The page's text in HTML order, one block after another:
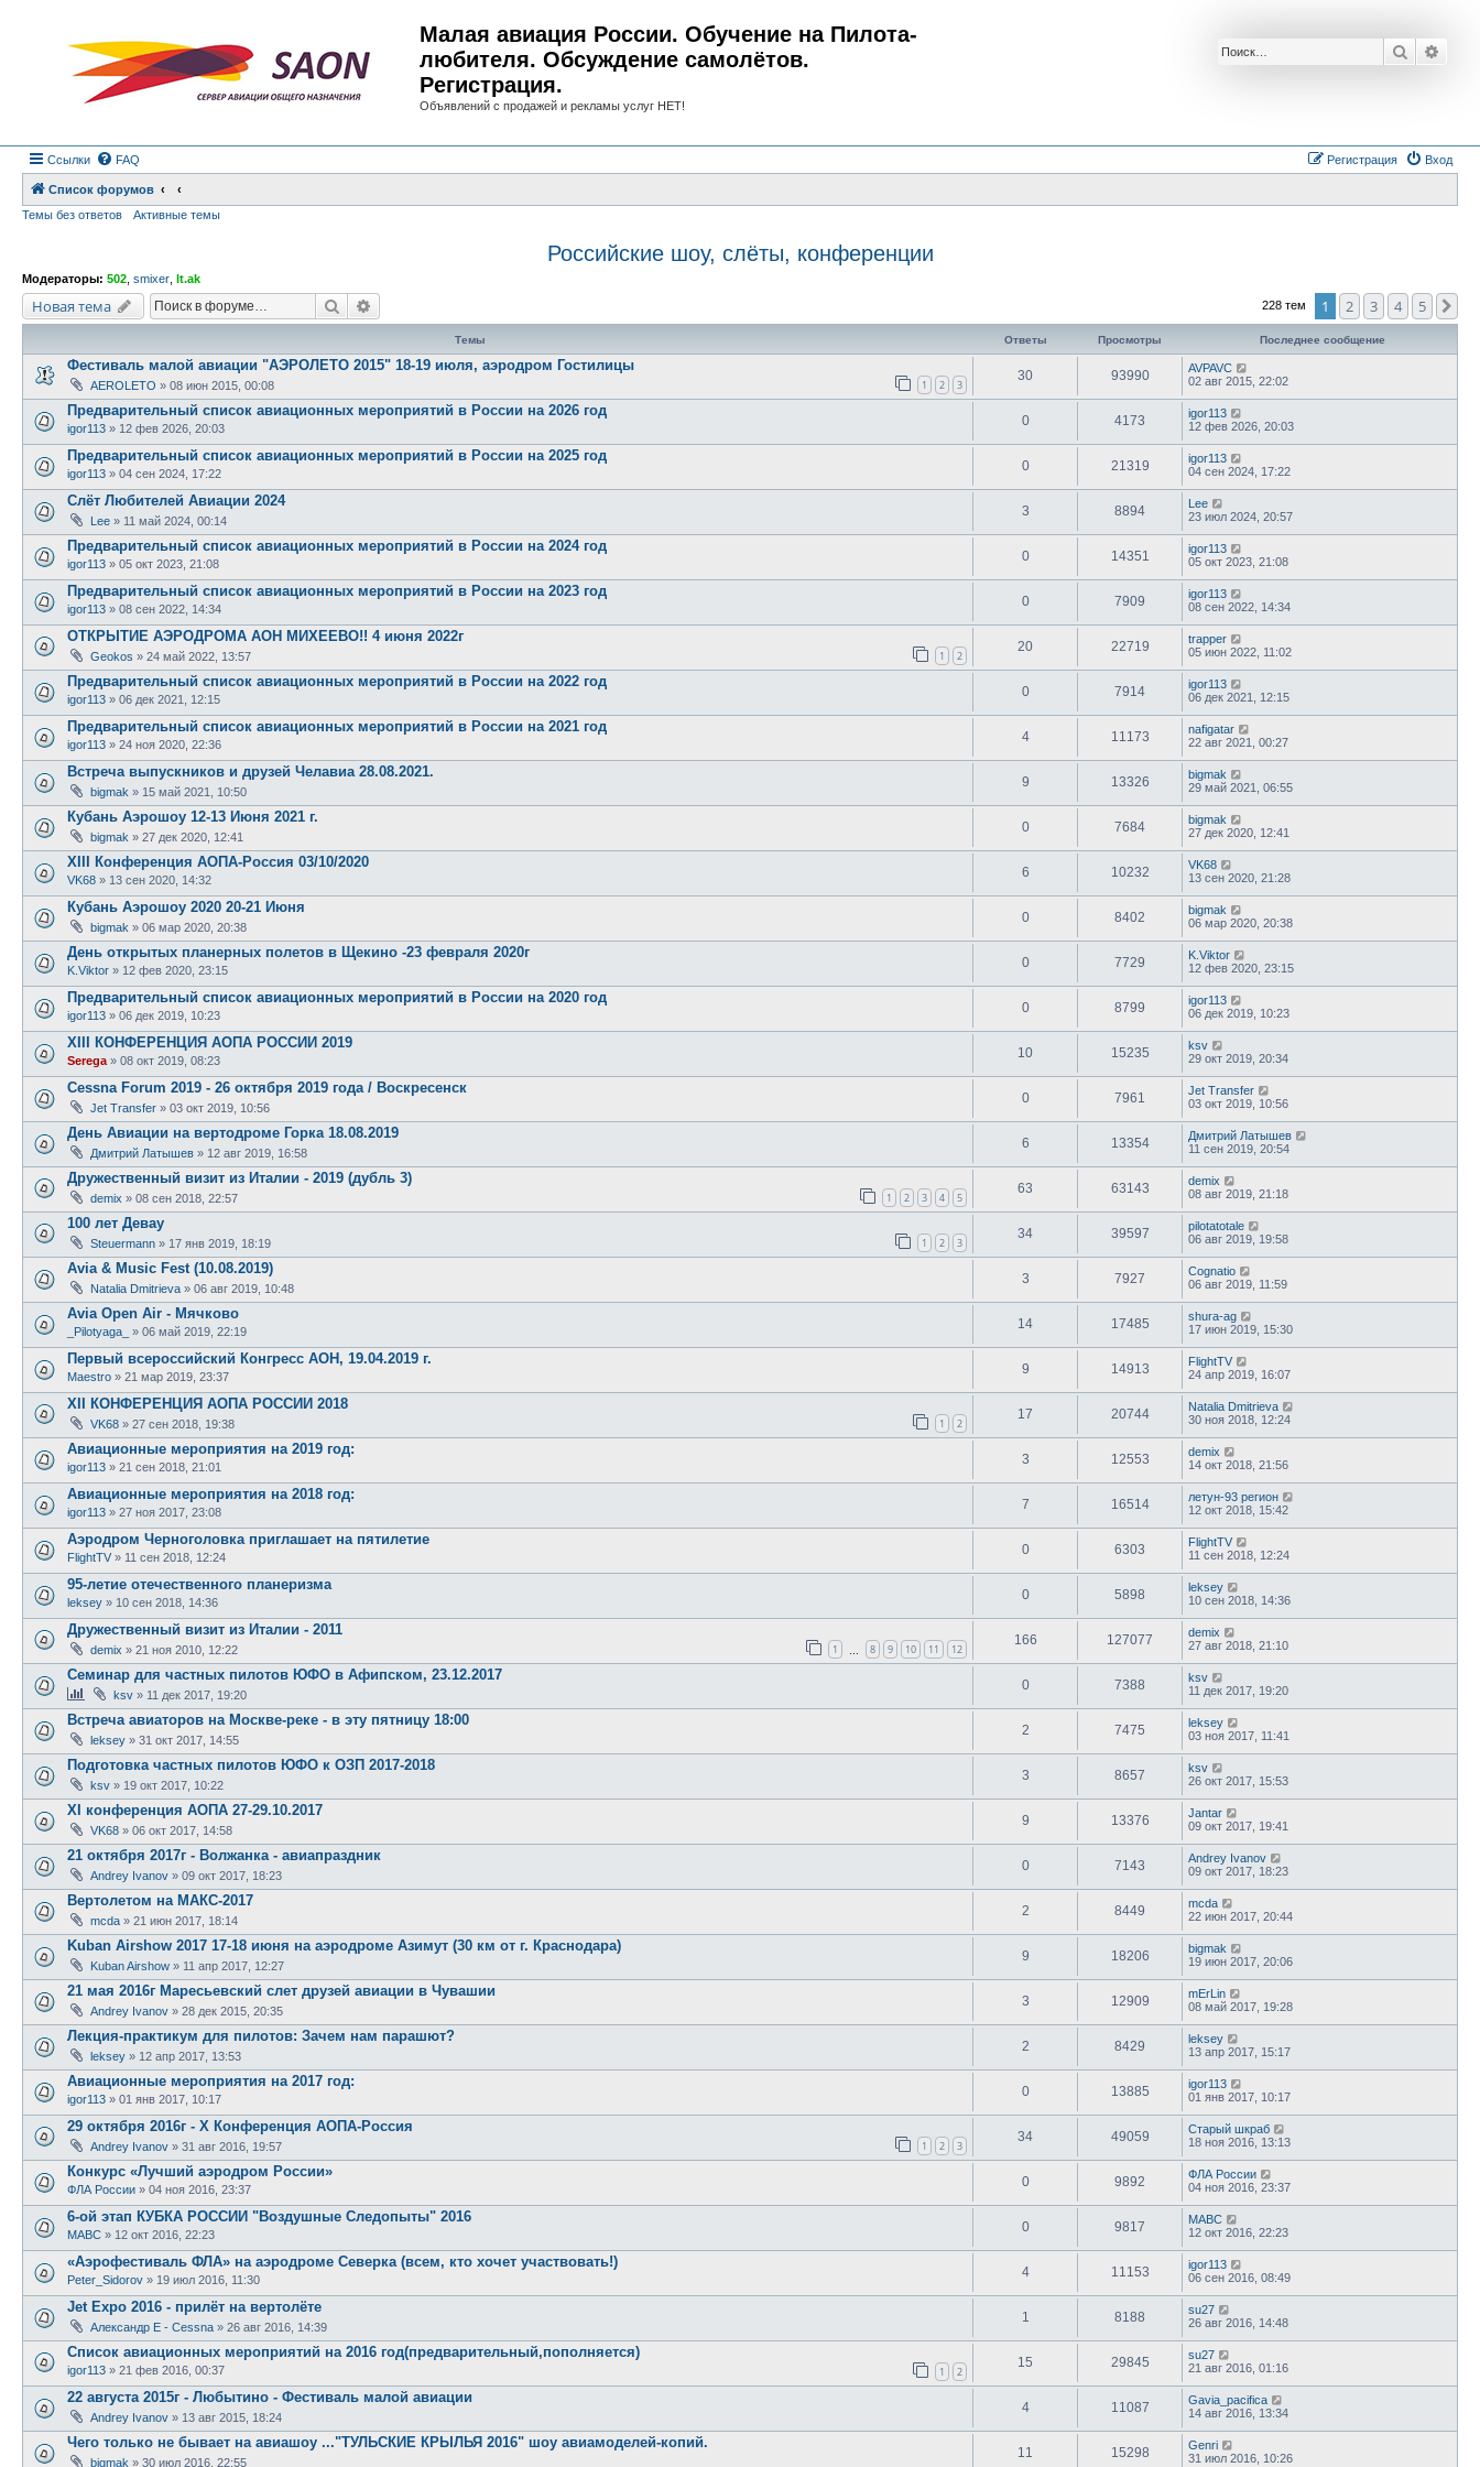
Малая авиация России. Обучение на Пилота-
любителя. Обсуждение самолётов.
Регистрация.
Объявлений с продажей и рекламы услуг НЕТ!
Поиск
Ссылки FAQ Вход
Регистрация
Список форумов
Темы без ответов
Активные темы
Российские шоу, слёты, конференции
Модераторы: 502 smixer lt.ak
Новая тема Поиск 228 тем 1 2 3 4 5
Темы Ответы Просмотры Последнее сообщение
Фестиваль малой авиации "АЭРОЛЕТО 2015" 18-19 июля, аэродром Гостилицы
AEROLETO » 08 июн 2015, 00:08 1 2 3
30 93990
AVPAVC
02 авг 2015, 22:02
Предварительный список авиационных мероприятий в России на 2026 год
igor113 » 12 фев 2026, 20:03
0 4173
igor113
12 фев 2026, 20:03
Предварительный список авиационных мероприятий в России на 2025 год
igor113 » 04 сен 2024, 17:22
0 21319
igor113
04 сен 2024, 17:22
Слёт Любителей Авиации 2024
Lee » 11 май 2024, 00:14
3 8894
Lee
23 июл 2024, 20:57
Предварительный список авиационных мероприятий в России на 2024 год
igor113 » 05 окт 2023, 21:08
0 14351
igor113
05 окт 2023, 21:08
Предварительный список авиационных мероприятий в России на 2023 год
igor113 » 08 сен 2022, 14:34
0 7909
igor113
08 сен 2022, 14:34
ОТКРЫТИЕ АЭРОДРОМА АОН МИХЕЕВО!! 4 июня 2022г
Geokos » 24 май 2022, 13:57 1 2
20 22719
trapper
05 июн 2022, 11:02
Предварительный список авиационных мероприятий в России на 2022 год
igor113 » 06 дек 2021, 12:15
0 7914
igor113
06 дек 2021, 12:15
Предварительный список авиационных мероприятий в России на 2021 год
igor113 » 24 ноя 2020, 22:36
4 11173
nafigatar
22 авг 2021, 00:27
Встреча выпускников и друзей Челавиа 28.08.2021.
bigmak » 15 май 2021, 10:50
9 13326
bigmak
29 май 2021, 06:55
Кубань Аэрошоу 12-13 Июня 2021 г.
bigmak » 27 дек 2020, 12:41
0 7684
bigmak
27 дек 2020, 12:41
XIII Конференция АОПА-Россия 03/10/2020
VK68 » 13 сен 2020, 14:32
6 10232
VK68
13 сен 2020, 21:28
Кубань Аэрошоу 2020 20-21 Июня
bigmak » 06 мар 2020, 20:38
0 8402
bigmak
06 мар 2020, 20:38
День открытых планерных полетов в Щекино -23 февраля 2020г
K.Viktor » 12 фев 2020, 23:15
0 7729
K.Viktor
12 фев 2020, 23:15
Предварительный список авиационных мероприятий в России на 2020 год
igor113 » 06 дек 2019, 10:23
0 8799
igor113
06 дек 2019, 10:23
XIII КОНФЕРЕНЦИЯ АОПА РОССИИ 2019
Serega » 08 окт 2019, 08:23
10 15235
ksv
29 окт 2019, 20:34
Cessna Forum 2019 - 26 октября 2019 года / Воскресенск
Jet Transfer » 03 окт 2019, 10:56
0 7961
Jet Transfer
03 окт 2019, 10:56
День Авиации на вертодроме Горка 18.08.2019
Дмитрий Латышев » 12 авг 2019, 16:58
6 13354
Дмитрий Латышев
11 сен 2019, 20:54
Дружественный визит из Италии - 2019 (дубль 3)
demix » 08 сен 2018, 22:57 1 2 3 4 5
63 63143
demix
08 авг 2019, 21:18
100 лет Девау
Steuermann » 17 янв 2019, 18:19 1 2 3
34 39597
pilotatotale
06 авг 2019, 19:58
Avia & Music Fest (10.08.2019)
Natalia Dmitrieva » 06 авг 2019, 10:48
3 7927
Cognatio
06 авг 2019, 11:59
Avia Open Air - Мячково
_Pilotyaga_ » 06 май 2019, 22:19
14 17485
shura-ag
17 июн 2019, 15:30
Первый всероссийский Конгресс АОН, 19.04.2019 г.
Maestro » 21 мар 2019, 23:37
9 14913
FlightTV
24 апр 2019, 16:07
XII КОНФЕРЕНЦИЯ АОПА РОССИИ 2018
VK68 » 27 сен 2018, 19:38 1 2
17 20744
Natalia Dmitrieva
30 ноя 2018, 12:24
Авиационные мероприятия на 2019 год:
igor113 » 21 сен 2018, 21:01
3 12553
demix
14 окт 2018, 21:56
Авиационные мероприятия на 2018 год:
igor113 » 27 ноя 2017, 23:08
7 16514
летун-93 регион
12 окт 2018, 15:42
Аэродром Черноголовка приглашает на пятилетие
FlightTV » 11 сен 2018, 12:24
0 6303
FlightTV
11 сен 2018, 12:24
95-летие отечественного планеризма
leksey » 10 сен 2018, 14:36
0 5898
leksey
10 сен 2018, 14:36
Дружественный визит из Италии - 2011
demix » 21 ноя 2010, 12:22 1 8 9 10 11 12
166 127077
demix
27 авг 2018, 21:10
Семинар для частных пилотов ЮФО в Афипском, 23.12.2017
ksv » 11 дек 2017, 19:20
0 7388
ksv
11 дек 2017, 19:20
Встреча авиаторов на Москве-реке - в эту пятницу 18:00
leksey » 31 окт 2017, 14:55
2 7475
leksey
03 ноя 2017, 11:41
Подготовка частных пилотов ЮФО к ОЗП 2017-2018
ksv » 19 окт 2017, 10:22
3 8657
ksv
26 окт 2017, 15:53
XI конференция АОПА 27-29.10.2017
VK68 » 06 окт 2017, 14:58
9 13376
Jantar
09 окт 2017, 19:41
21 октября 2017г - Волжанка - авиапраздник
Andrey Ivanov » 09 окт 2017, 18:23
0 7143
Andrey Ivanov
09 окт 2017, 18:23
Вертолетом на МАКС-2017
mcda » 21 июн 2017, 18:14
2 8449
mcda
22 июн 2017, 20:44
Kuban Airshow 2017 17-18 июня на аэродроме Азимут (30 км от г. Краснодара)
Kuban Airshow » 11 апр 2017, 12:27
9 18206
bigmak
19 июн 2017, 20:06
21 мая 2016г Маресьевский слет друзей авиации в Чувашии
Andrey Ivanov » 28 дек 2015, 20:35
3 12909
mErLin
08 май 2017, 19:28
Лекция-практикум для пилотов: Зачем нам парашют?
leksey » 12 апр 2017, 13:53
2 8429
leksey
13 апр 2017, 15:17
Авиационные мероприятия на 2017 год:
igor113 » 01 янв 2017, 10:17
0 13885
igor113
01 янв 2017, 10:17
29 октября 2016г - X Конференция АОПА-Россия
Andrey Ivanov » 31 авг 2016, 19:57 1 2 3
34 49059
Старый шкраб
18 ноя 2016, 13:13
Конкурс «Лучший аэродром России»
ФЛА России » 04 ноя 2016, 23:37
0 9892
ФЛА России
04 ноя 2016, 23:37
6-ой этап КУБКА РОССИИ "Воздушные Следопыты" 2016
МАВС » 12 окт 2016, 22:23
0 9817
МАВС
12 окт 2016, 22:23
«Аэрофестиваль ФЛА» на аэродроме Северка (всем, кто хочет участвовать!)
Peter_Sidorov » 19 июл 2016, 11:30
4 11153
igor113
06 сен 2016, 08:49
Jet Expo 2016 - прилёт на вертолёте
Александр E - Cessna » 26 авг 2016, 14:39
1 8188
su27
26 авг 2016, 14:48
Список авиационных мероприятий на 2016 год(предварительный,пополняется)
igor113 » 21 фев 2016, 00:37 1 2
15 29845
su27
21 авг 2016, 01:16
22 августа 2015г - Любытино - Фестиваль малой авиации
Andrey Ivanov » 13 авг 2015, 18:24
4 11087
Gavia_pacifica
14 авг 2016, 13:34
Чего только не бывает на авиашоу ..."ТУЛЬСКИЕ КРЫЛЬЯ 2016" шоу авиамоделей-копий.
bigmak » 30 июл 2016, 22:55
11 15298
Genri
31 июл 2016, 10:26